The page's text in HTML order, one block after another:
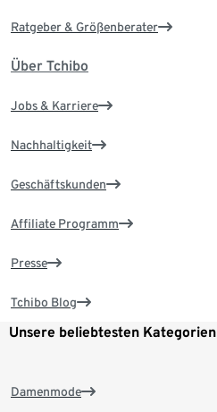
Ratgeber & Größenberater
Über Tchibo
Jobs & Karriere
Nachhaltigkeit
Geschäftskunden
Affiliate Programm
Presse
Tchibo Blog
Unsere beliebtesten Kategorien
Damenmode